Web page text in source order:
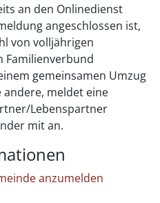
an den Onlinedienst
angeschlossen ist,
von volljährigen
Familienverbund
gemeinsamen Umzug
meldet eine
Lebenspartner
mit an.
anzumelden